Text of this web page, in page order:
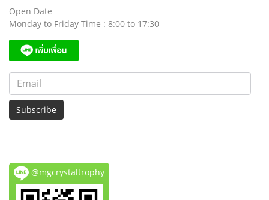
Open Date
Monday to Friday Time : 8:00 to 17:30
Subscribe
@mgcrystaltrophy